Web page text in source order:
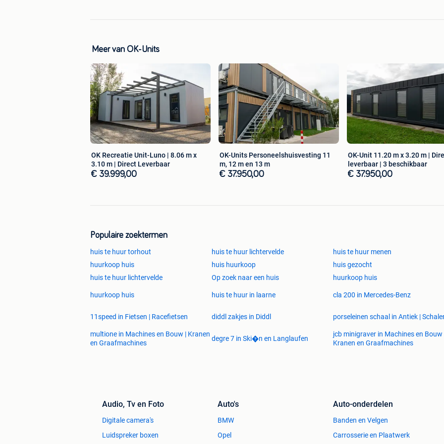
Ontworpen voor snelle aansluitingen op elektriciteit, watervoorziening en riolering. Levering
met minimale installatie bij aankomst.
4. Mobiel
Units kunnen indien nodig verplaatst worden, wat flexibiliteit biedt voor verschillende
projectlocaties.
Maak Vandaag Nog de Stap!
Kies voor een efficiënte, betrouwbare en comfortabele huisvesting voor uw werknemers.
Website: https://www.ok-units.com/
Meer van OK-Units
OK Recreatie Unit-Luno | 8.06 m x
3.10 m | Direct Leverbaar
€ 39.999,00
OK-Units Personeelshuisvesting 11
m, 12 m en 13 m
€ 37.950,00
OK-Unit 11.20 m x 3.20 m |
leverbaar | 3 beschikbaar
€ 37.950,00
Populaire zoektermen
huis te huur torhout huis te huur lichtervelde
huis te huur menen
huurkoop huis
huis huurkoop
huis gezocht
huis te huur lichtervelde
Op zoek naar een huis huurkoop huis
huurkoop huis huis te huur in laarne cla 200 in Mercedes-Benz
11speed in Fietsen | Racefietsen diddl zakjes in Diddl porseleinen schaal in Antiek |
multione in Machines en Bouw | Kranen
en Graafmachines
degre 7 in Ski�n en Langlaufen
jcb minigraver in Machines en Bouw
Kranen en Graafmachines
Audio, Tv en Foto
Digitale camera's
Luidspreker boxen
Auto's
BMW
Opel
Auto-onderdelen
Banden en Velgen
Carrosserie en Plaatwerk